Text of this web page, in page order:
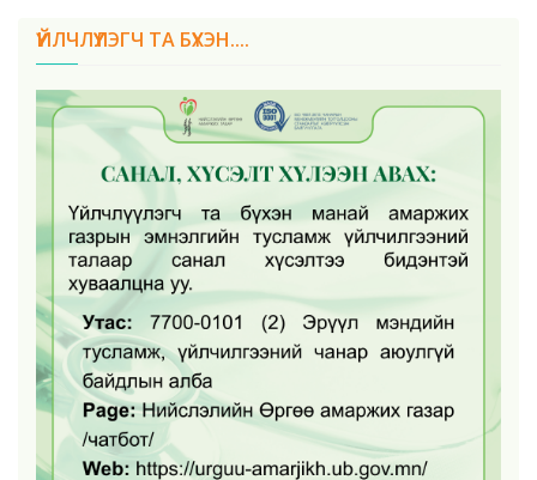
ҮЙЛЧЛҮҮЛЭГЧ ТА БҮХЭН....